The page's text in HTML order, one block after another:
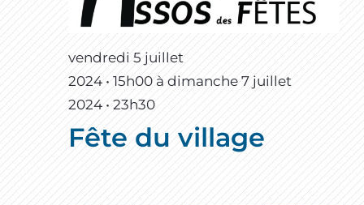
vendredi 5 juillet
2024 • 15h00 à dimanche 7 juillet
2024 • 23h30
Fête du village